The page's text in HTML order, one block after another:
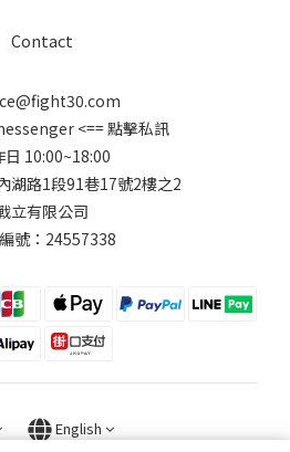
Contact
<== 點擊私訊
日 10:00~18:00
湖路1段91巷17號2樓之2
立有限公司
號：24557338
English